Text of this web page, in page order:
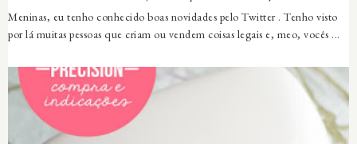
Meninas, eu tenho conhecido boas novidades pelo Twitter . Tenho visto
por lá muitas pessoas que criam ou vendem coisas legais e, meo, vocês ...